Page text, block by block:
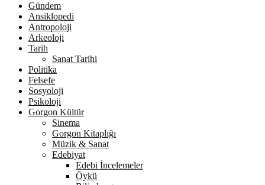
Gündem
Ansiklopedi
Antropoloji
Arkeoloji
Tarih
Sanat Tarihi
Politika
Felsefe
Sosyoloji
Psikoloji
Gorgon Kültür
Sinema
Gorgon Kitaplığı
Müzik & Sanat
Edebiyat
Edebi İncelemeler
Öykü